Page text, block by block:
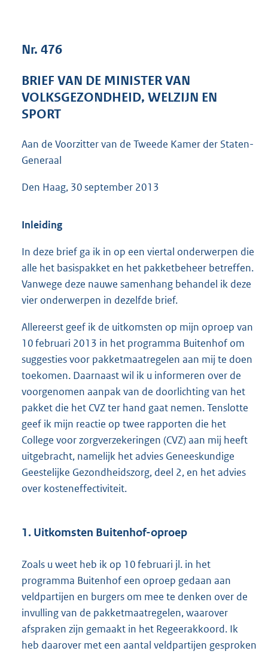
e
:
b
Nr. 476
BRIEF VAN DE MINISTER VAN
VOLKSGEZONDHEID, WELZIJN EN
SPORT
Aan de Voorzitter van de Tweede Kamer der Staten-
Generaal
Den Haag, 30 september 2013
Inleiding
In deze brief ga ik in op een viertal onderwerpen die
alle het basispakket en het pakketbeheer betreffen.
Vanwege deze nauwe samenhang behandel ik deze
vier onderwerpen in dezelfde brief.
Allereerst geef ik de uitkomsten op mijn oproep van
10 februari 2013 in het programma Buitenhof om
suggesties voor pakketmaatregelen aan mij te doen
toekomen. Daarnaast wil ik u informeren over de
voorgenomen aanpak van de doorlichting van het
pakket die het CVZ ter hand gaat nemen. Tenslotte
geef ik mijn reactie op twee rapporten die het
College voor zorgverzekeringen (CVZ) aan mij heeft
uitgebracht, namelijk het advies Geneeskundige
Geestelijke Gezondheidszorg, deel 2, en het advies
over kosteneffectiviteit.
1. Uitkomsten Buitenhof-oproep
Zoals u weet heb ik op 10 februari jl. in het
programma Buitenhof een oproep gedaan aan
veldpartijen en burgers om mee te denken over de
invulling van de pakketmaatregelen, waarover
afspraken zijn gemaakt in het Regeerakkoord. Ik
heb daarover met een aantal veldpartijen gesproken